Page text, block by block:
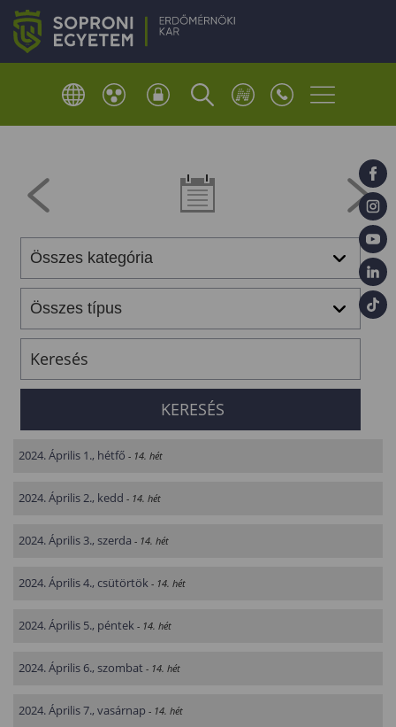
2024. Április 1., hétfő - 14. hét
2024. Április 2., kedd - 14. hét
2024. Április 3., szerda - 14. hét
2024. Április 4., csütörtök - 14. hét
2024. Április 5., péntek - 14. hét
2024. Április 6., szombat - 14. hét
2024. Április 7., vasárnap - 14. hét